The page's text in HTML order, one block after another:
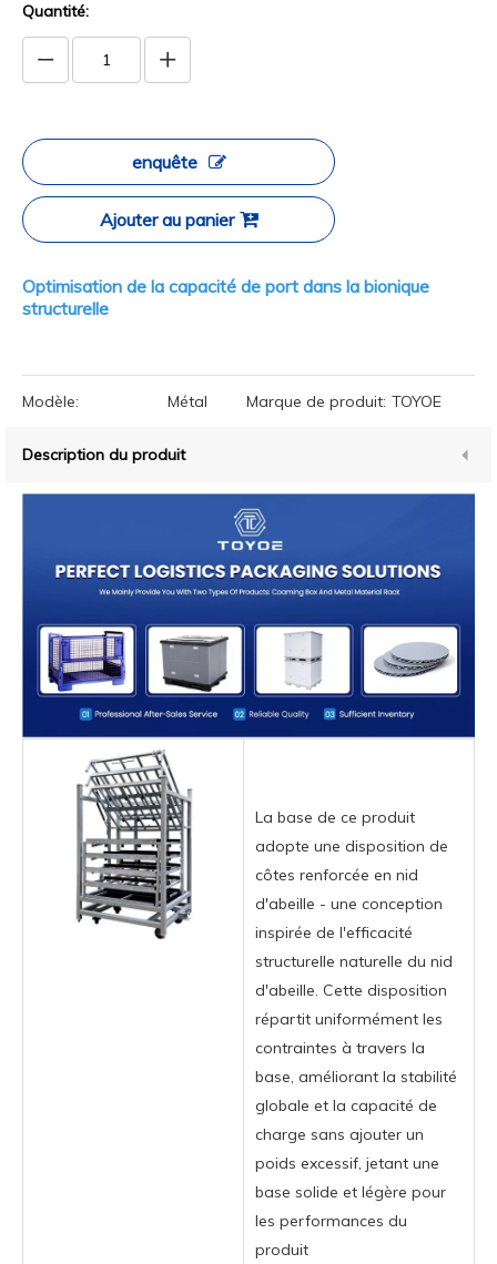
Quantité:
enquête
Ajouter au panier
Optimisation de la capacité de port dans la bionique
structurelle
Modèle: Métal Marque de produit: TOYOE
Description du produit
La base de ce produit
adopte une disposition de
côtes renforcée en nid
d'abeille - une conception
inspirée de l'efficacité
structurelle naturelle du nid
d'abeille. Cette disposition
répartit uniformément les
contraintes à travers la
base, améliorant la stabilité
globale et la capacité de
charge sans ajouter un
poids excessif, jetant une
base solide et légère pour
les performances du
produit